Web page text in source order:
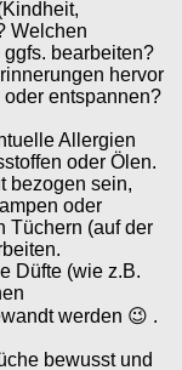
Welchen
bearbeiten?
hervor
entspannen?
Allergien
oder Ölen.
bezogen sein,
oder
Tüchern (auf der
Düfte (wie z.B.
werden 😉 .
bewusst und